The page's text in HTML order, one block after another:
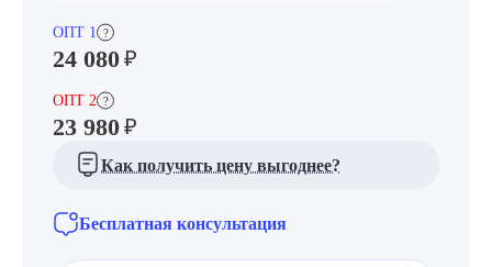
ОПТ 1 ?
24 080₽
ОПТ 2 ?
23 980₽
Как получить цену выгоднее?
Бесплатная консультация